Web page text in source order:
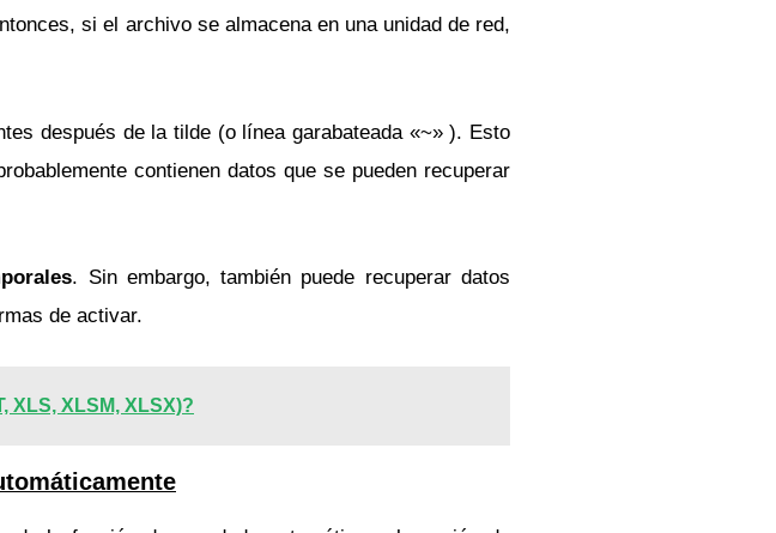
si el archivo se almacena en una unidad de red,
después de la tilde (o línea garabateada «~» ). Esto
contienen datos que se pueden recuperar
. Sin embargo, también puede recuperar datos
de activar.
XLS, XLSM, XLSX)?